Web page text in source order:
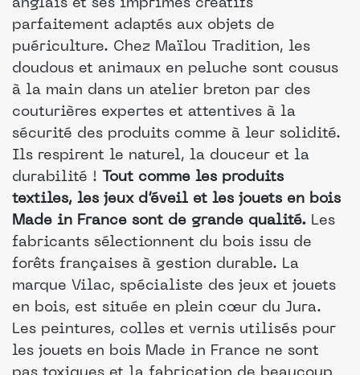
anglais et ses imprimés créatifs
parfaitement adaptés aux objets de
puériculture. Chez Maïlou Tradition, les
doudous et animaux en peluche sont cousus
à la main dans un atelier breton par des
couturières expertes et attentives à la
sécurité des produits comme à leur solidité.
Ils respirent le naturel, la douceur et la
durabilité !
Tout comme les produits
textiles, les jeux d’éveil et les jouets en bois
Made in France sont de grande qualité. Les
fabricants sélectionnent du bois issu de
forêts françaises à gestion durable. La
marque Vilac, spécialiste des jeux et jouets
en bois, est située en plein cœur du Jura.
Les peintures, colles et vernis utilisés pour
les jouets en bois Made in France ne sont